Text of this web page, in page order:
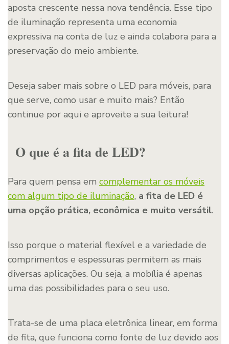
aposta crescente nessa nova tendência. Esse tipo
de iluminação representa uma economia
expressiva na conta de luz e ainda colabora para a
preservação do meio ambiente.
Deseja saber mais sobre o LED para móveis, para
que serve, como usar e muito mais? Então
continue por aqui e aproveite a sua leitura!
O que é a fita de LED?
Para quem pensa em complementar os móveis
com algum tipo de iluminação, a fita de LED é
uma opção prática, econômica e muito versátil.
Isso porque o material flexível e a variedade de
comprimentos e espessuras permitem as mais
diversas aplicações. Ou seja, a mobília é apenas
uma das possibilidades para o seu uso.
Trata-se de uma placa eletrônica linear, em forma
de fita, que funciona como fonte de luz devido aos